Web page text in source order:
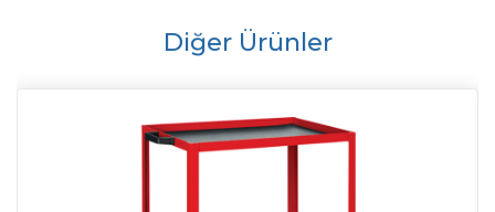
Diğer Ürünler